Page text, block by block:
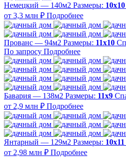
Немецкий — 140м2 Размеры: 10х10
от 3,3 млн ₽ Подробнее
Прованс — 94м2 Размеры: 11х10
По запросу Подробнее
Бавария — 138м2 Размеры: 11х9
от 2,9 млн ₽ Подробнее
Янтарный — 129м2 Размеры: 10х11
от 2,98 млн ₽ Подробнее